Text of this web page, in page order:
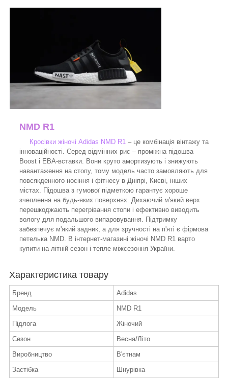
NMD R1
Кросівки жіночі Adidas NMD R1 – це комбінація вінтажу та
інноваційності. Серед відмінних рис – проміжна підошва
Boost і ЕВА-вставки. Вони круто амортизують і знижують
навантаження на стопу, тому модель часто замовляють для
повсякденного носіння і фітнесу в Дніпрі, Києві, інших
містах. Підошва з гумової підметкою гарантує хороше
зчеплення на будь-яких поверхнях. Дихаючий м'який верх
перешкоджають перегрівання стопи і ефективно виводить
вологу для подальшого випаровування. Підтримку
забезпечує м'який задник, а для зручності на п'яті є фірмова
петелька NMD. В інтернет-магазині жіночі NMD R1 варто
купити на літній сезон і тепле міжсезоння України.
Характеристика товару
Бренд
Adidas
Модель
NMD R1
Підлога
Жіночий
Сезон
Весна/Літо
Виробництво
В'єтнам
Застібка
Шнурівка